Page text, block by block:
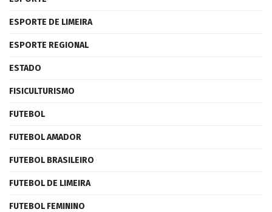
ESPORTE DE LIMEIRA
ESPORTE REGIONAL
ESTADO
FISICULTURISMO
FUTEBOL
FUTEBOL AMADOR
FUTEBOL BRASILEIRO
FUTEBOL DE LIMEIRA
FUTEBOL FEMININO